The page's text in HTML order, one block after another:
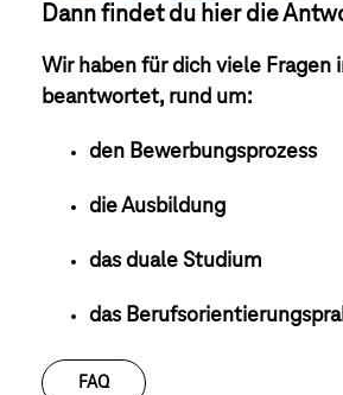
Dann findet du hier die
Wir haben für dich viele Fragen
beantwortet, rund um:
den Bewerbungsprozess
die Ausbildung
das duale Studium
das
FAQ